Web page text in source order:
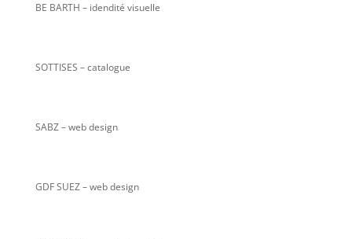
BE BARTH – idendité visuelle
SOTTISES – catalogue
SABZ– web design
GDF SUEZ – web design